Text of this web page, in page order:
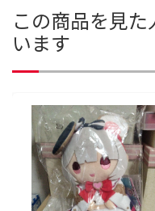
この商品を見
います